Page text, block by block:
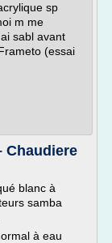
sp
m me
sabl avant
(essai
Chaudiere
blanc à
samba
à eau